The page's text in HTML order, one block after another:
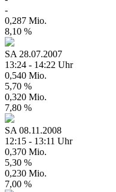
-
0,287 Mio.
8,10 %
SA 28.07.2007
13:24 - 14:22 Uhr
0,540 Mio.
5,70 %
0,320 Mio.
7,80 %
SA 08.11.2008
12:15 - 13:11 Uhr
0,370 Mio.
5,30 %
0,230 Mio.
7,00 %